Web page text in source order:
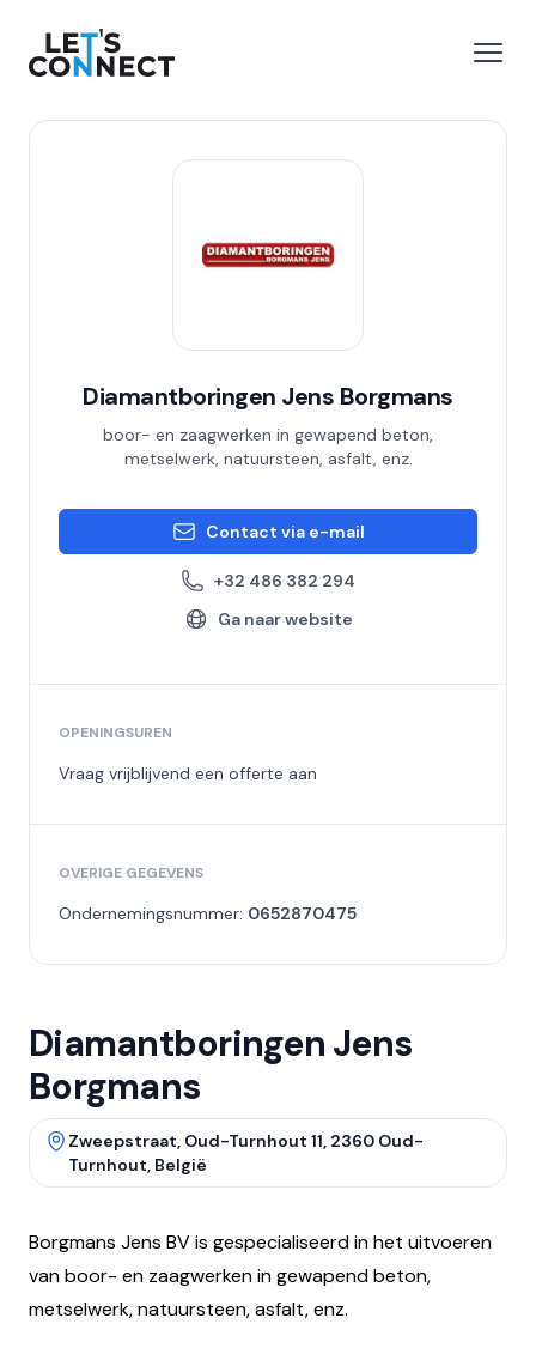
Let's Connect
Diamantboringen Jens Borgmans
boor- en zaagwerken in gewapend beton,
metselwerk, natuursteen, asfalt, enz.
Contact via e-mail
+32 486 382 294
Ga naar website
OPENINGSUREN
Vraag vrijblijvend een offerte aan
OVERIGE GEGEVENS
Ondernemingsnummer: 0652870475
Diamantboringen Jens
Borgmans
Zweepstraat, Oud-Turnhout 11, 2360 Oud-
Turnhout, België
Borgmans Jens BV is gespecialiseerd in het uitvoeren
van boor- en zaagwerken in gewapend beton,
metselwerk, natuursteen, asfalt, enz.